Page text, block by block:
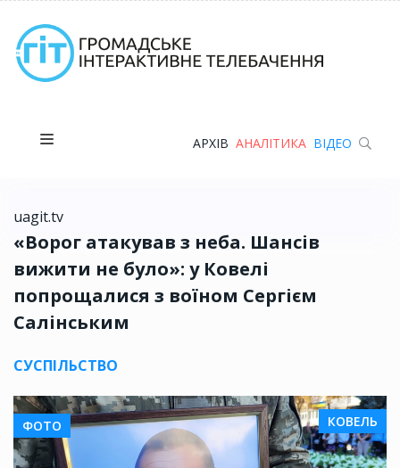
АРХІВ АНАЛІТИКА ВІДЕО
uagit.tv
«Ворог атакував з неба. Шансів
вижити не було»: у Ковелі
попрощалися з воїном Сергієм
Салінським
СУСПІЛЬСТВО
ФОТО КОВЕЛЬ